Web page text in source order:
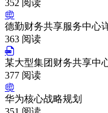
352 阅读
德勤财务共享服务中心
363 阅读
某大型集团财务共享中
377 阅读
华为核心战略规划